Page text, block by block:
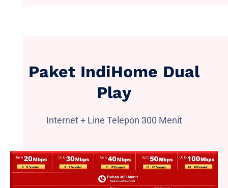
Paket IndiHome Dual
Play
Internet + Line Telepon 300 Menit